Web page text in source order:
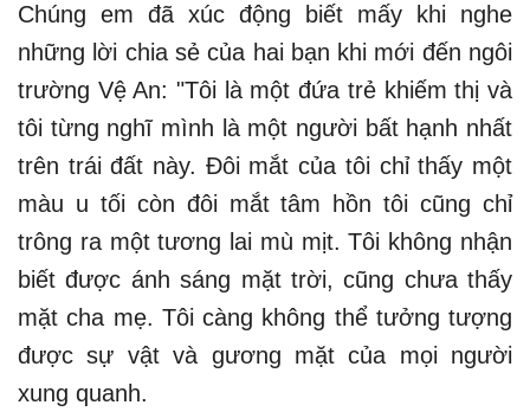
Chúng em đã xúc động biết mấy khi nghe
những lời chia sẻ của hai bạn khi mới đến ngôi
trường Vệ An: "Tôi là một đứa trẻ khiếm thị và
tôi từng nghĩ mình là một người bất hạnh nhất
trên trái đất này. Đôi mắt của tôi chỉ thấy một
màu u tối còn đôi mắt tâm hồn tôi cũng chỉ
trông ra một tương lai mù mịt. Tôi không nhận
biết được ánh sáng mặt trời, cũng chưa thấy
mặt cha mẹ. Tôi càng không thể tưởng tượng
được sự vật và gương mặt của mọi người
xung quanh.